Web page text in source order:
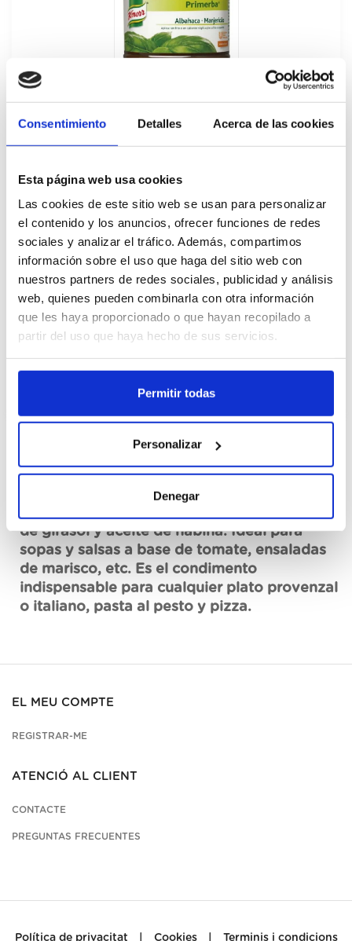
Consentimiento Detalles Acerca de las cookies
Esta página web usa cookies
Las cookies de este sitio web se usan para personalizar
el contenido y los anuncios, ofrecer funciones de redes
sociales y analizar el tráfico. Además, compartimos
información sobre el uso que haga del sitio web con
nuestros partners de redes sociales, publicidad y análisis
web, quienes pueden combinarla con otra información
que les haya proporcionado o que hayan recopilado a
partir del uso que haya hecho de sus servicios.
Permitir todas
Personalizar
Denegar
Primerba de Albahaca Knorr 340GR
250101
Cajas
Registrar-me
No disponible, sol·licita ara
Fitxa tècnica
Primerba de albahaca Knorr, con albahaca
procedente de fuentes sostenibles y aceite
de girasol y aceite de nabina. Ideal para
sopas y salsas a base de tomate, ensaladas
de marisco, etc. Es el condimento
indispensable para cualquier plato provenzal
o italiano, pasta al pesto y pizza.
EL MEU COMPTE
REGISTRAR-ME
ATENCIÓ AL CLIENT
CONTACTE
PREGUNTAS FRECUENTES
Política de privacitat Cookies Terminis i condicions